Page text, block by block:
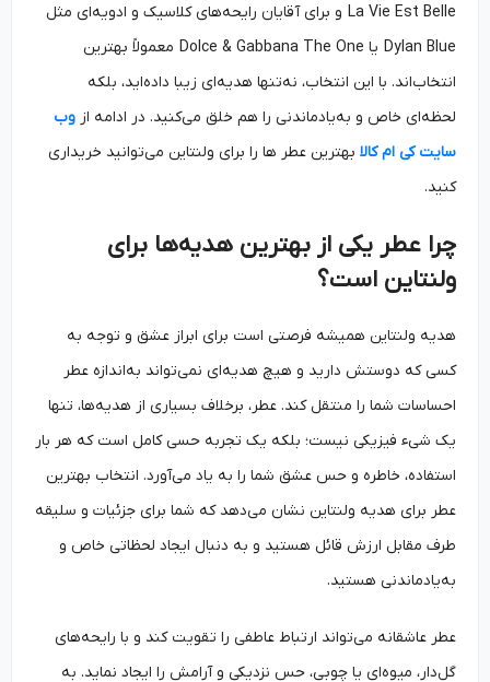
La Vie Est Belle و برای آقایان رایحه‌های کلاسیک و ادویه‌ای مثل
Dylan Blue یا Dolce & Gabbana The One معمولاً بهترین
انتخاب‌اند. با این انتخاب، نه‌تنها هدیه‌ای زیبا داده‌اید، بلکه
لحظه‌ای خاص و به‌یادماندنی را هم خلق می‌کنید. در ادامه ازوب
سایت کی ام کالابهترین عطر ها را برای ولنتاین می‌توانید خریداری
کنید.
چرا عطر یکی از بهترین هدیه‌ها برای
ولنتاین است؟
هدیه ولنتاین همیشه فرصتی است برای ابراز عشق و توجه به
کسی که دوستش دارید و هیچ هدیه‌ای نمی‌تواند به‌اندازه عطر
احساسات شما را منتقل کند. عطر، برخلاف بسیاری از هدیه‌ها، تنها
یک شیء فیزیکی نیست؛ بلکه یک تجربه حسی کامل است که هر بار
استفاده، خاطره و حس عشق شما را به یاد می‌آورد. انتخاب بهترین
عطر برای هدیه ولنتاین نشان می‌دهد که شما برای جزئیات و سلیقه
طرف مقابل ارزش قائل هستید و به دنبال ایجاد لحظاتی خاص و
به‌یادماندنی هستید.
عطر عاشقانه می‌تواند ارتباط عاطفی را تقویت کند و با رایحه‌های
گل‌دار، میوه‌ای یا چوبی، حس نزدیکی و آرامش را ایجاد نماید. به